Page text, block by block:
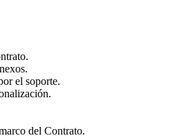
el soporte.
del Contrato.